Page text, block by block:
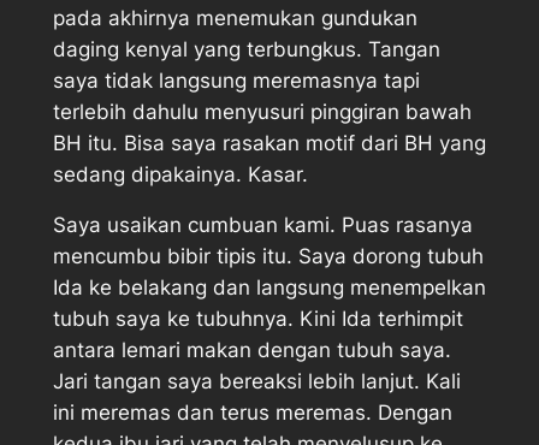
pada akhirnya menemukan gundukan
daging kenyal yang terbungkus. Tangan
saya tidak langsung meremasnya tapi
terlebih dahulu menyusuri pinggiran bawah
BH itu. Bisa saya rasakan motif dari BH yang
sedang dipakainya. Kasar.
Saya usaikan cumbuan kami. Puas rasanya
mencumbu bibir tipis itu. Saya dorong tubuh
Ida ke belakang dan langsung menempelkan
tubuh saya ke tubuhnya. Kini Ida terhimpit
antara lemari makan dengan tubuh saya.
Jari tangan saya bereaksi lebih lanjut. Kali
ini meremas dan terus meremas. Dengan